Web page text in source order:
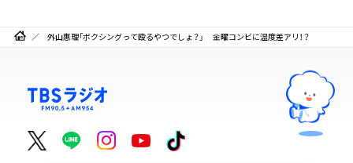
外山惠理「ボクシングって殴るやつでしょ？」 金曜コンビに温度差アリ！？